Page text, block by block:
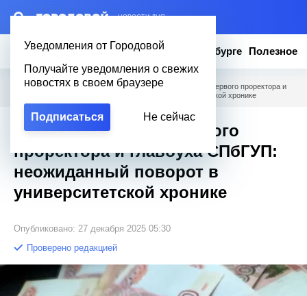
– НОВОСТИ ДНЯ
Уведомления от Городовой
Получайте уведомления о свежих
новостях в своем браузере
Подписаться Не сейчас
Новости Эксклюзив Вопросы о Петербурге Полезное
Городовой Новости Петербурга / Почему задержали первого проректора и
главбуха СПбГУП: неожиданный поворот в университетской хронике
Почему задержали первого
проректора и главбуха СПбГУП:
неожиданный поворот в
университетской хронике
Опубликовано: 27 декабря 2025 05:30
Проверено редакцией